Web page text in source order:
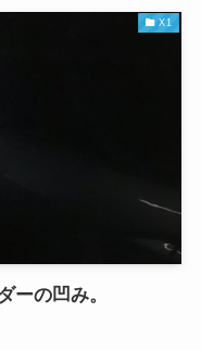
X1
ーの凹み。